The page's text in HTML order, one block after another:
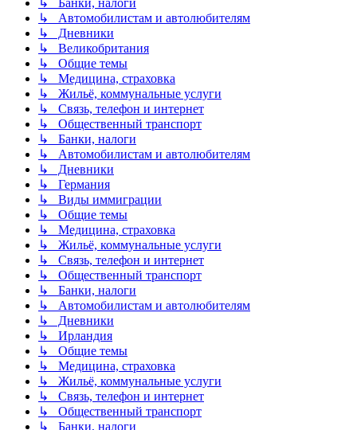
↳ Автомобилистам и автолюбителям
↳ Дневники
↳ Великобритания
↳ Общие темы
↳ Медицина, страховка
↳ Жильё, коммунальные услуги
↳ Связь, телефон и интернет
↳ Общественный транспорт
↳ Банки, налоги
↳ Автомобилистам и автолюбителям
↳ Дневники
↳ Германия
↳ Виды иммиграции
↳ Общие темы
↳ Медицина, страховка
↳ Жильё, коммунальные услуги
↳ Связь, телефон и интернет
↳ Общественный транспорт
↳ Банки, налоги
↳ Автомобилистам и автолюбителям
↳ Дневники
↳ Ирландия
↳ Общие темы
↳ Медицина, страховка
↳ Жильё, коммунальные услуги
↳ Связь, телефон и интернет
↳ Общественный транспорт
↳ Банки, налоги